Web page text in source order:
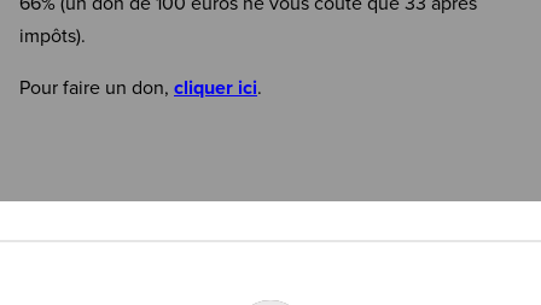
impôts).
Pour faire un don, cliquer ici.